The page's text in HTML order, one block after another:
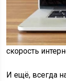
скорость
И ещё, всегда